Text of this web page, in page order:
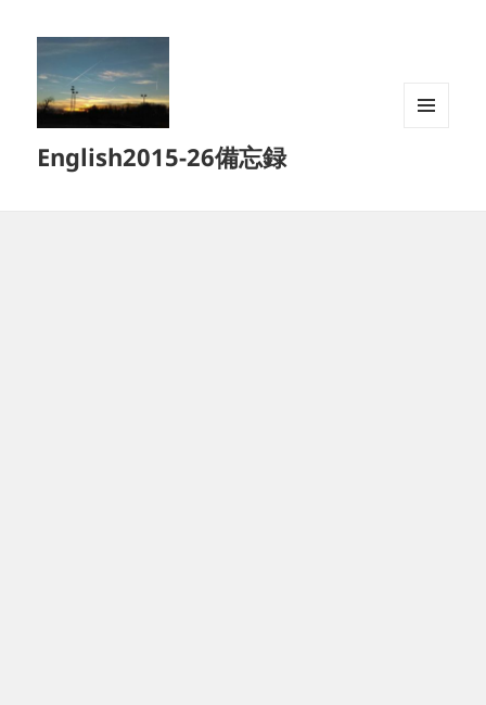
English2015-26備忘録